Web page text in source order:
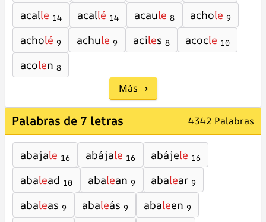
acalle 14 acallé 14 acaule 8 achole 9
acholé 9 achule 9 aciles 8 acocle 10
acolen 8
Más →
Palabras de 7 letras 4342 Palabras
abajale 16 abájale 16 abájele 16
abalead 10 abalean 9 abalear 9
abaleas 9 abaleás 9 abaleen 9